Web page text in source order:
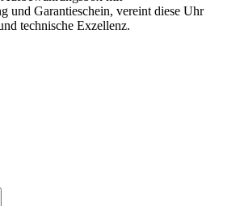
und Garantieschein, vereint diese Uhr
technische Exzellenz.